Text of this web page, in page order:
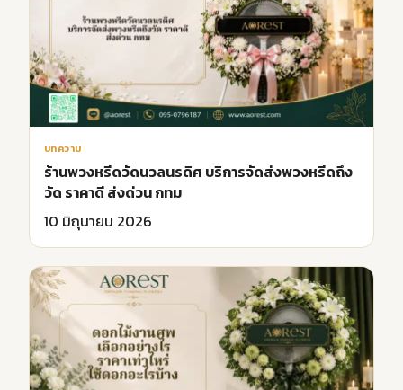
บทความ
ร้านพวงหรีดวัดนวลนรดิศ บริการจัดส่งพวงหรีดถึง
วัด ราคาดี ส่งด่วน กทม
10 มิถุนายน 2026